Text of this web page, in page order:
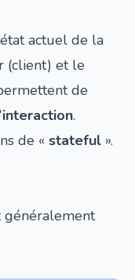
actuel de la
(client) et le
de
.
de « stateful ».
généralement